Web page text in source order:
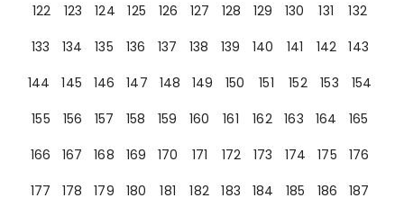
122
123 124 125 126 127 128 129 130 131
132
133
134 135 136 137 138 139 140 141 142
143
144
145 146 147 148 149 150 151 152 153
154
155
156 157 158 159 160 161 162 163 164
165
166
167 168 169 170 171 172 173 174 175
176
177
178 179 180 181 182 183 184 185 186
187